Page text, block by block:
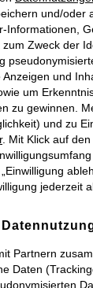
Versandkosten
Cookie-
Vertrag
Alle
Deutsch
und/oder
Informationen,
Zweck der
Anzeigen und
um
zu gewinnen.
und zu
. Mit Klick auf den
jederzeit
Partnern
Daten